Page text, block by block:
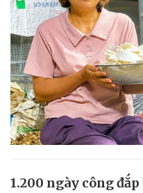
1.200 ngày công